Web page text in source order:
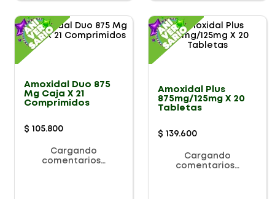
Amoxidal Duo 875
Mg Caja X 21
Comprimidos
$ 105.800
Cargando
comentarios…
Amoxidal Plus
875mg/125mg X 20
Tabletas
$ 139.600
Cargando
comentarios…